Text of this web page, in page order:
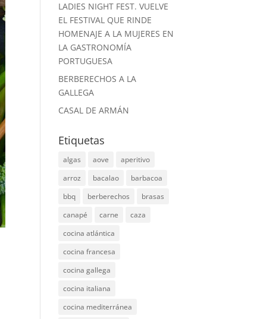
LADIES NIGHT FEST. VUELVE
EL FESTIVAL QUE RINDE
HOMENAJE A LA MUJERES EN
LA GASTRONOMÍA
PORTUGUESA
BERBERECHOS A LA
GALLEGA
CASAL DE ARMÁN
Etiquetas
algas aove
aperitivo
arroz
bacalao
barbacoa
bbq
berberechos
brasas
canapé
carne
caza
cocina atlántica
cocina francesa
cocina gallega
cocina italiana
cocina mediterránea